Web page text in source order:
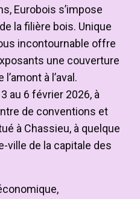
Eurobois s’impose
la filière bois. Unique
incontournable offre
une couverture
à l’aval.
au 6 février 2026, à
de conventions et
à Chassieu, à quelque
ville de la capitale des